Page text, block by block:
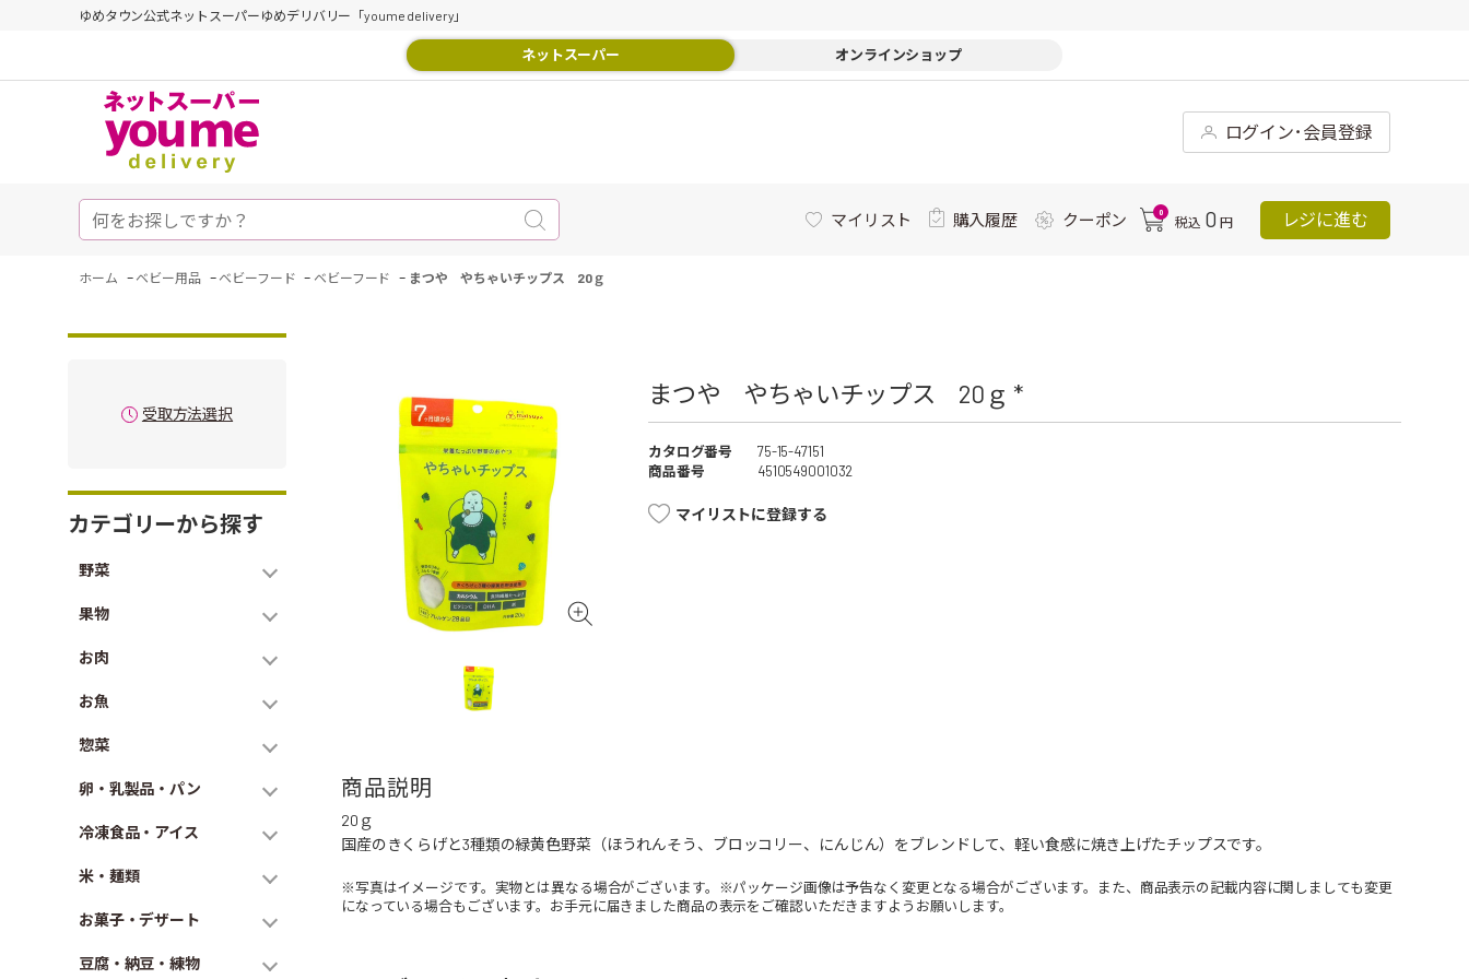
ゆめタウン公式ネットスーパーゆめデリバリー「youme delivery」
ネットスーパー オンラインショップ
ログイン･会員登録
マイリスト 購入履歴 クーポン 0
税込 0 円 レジに進む
ホーム - ベビー用品 - ベビーフード - ベビーフード - まつや やちゃいチップス 20ｇ
受取方法選択
カテゴリーから探す
野菜
果物
お肉
お魚
惣菜
卵・乳製品・パン
冷凍食品・アイス
米・麺類
お菓子・デザート
豆腐・納豆・練物
まつや やちゃいチップス 20ｇ *
カタログ番号
75-15-47151
商品番号
4510549001032
マイリストに登録する
商品説明
20ｇ
国産のきくらげと3種類の緑黄色野菜（ほうれんそう、ブロッコリー、にんじん）をブレンドして、軽い食感に焼き上げたチップスです。
※写真はイメージです。実物とは異なる場合がございます。※パッケージ画像は予告なく変更となる場合がございます。また、商品表示の記載内容に関しましても変更
になっている場合もございます。お手元に届きました商品の表示をご確認いただきますようお願いします。